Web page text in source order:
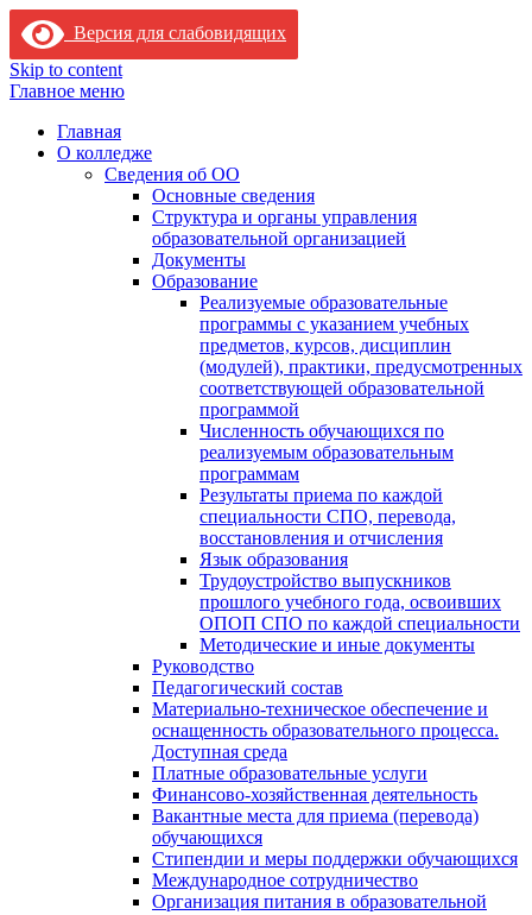
Версия для слабовидящих
Skip to content
Главное меню
Главная
О колледже
Сведения об ОО
Основные сведения
Структура и органы управления
образовательной организацией
Документы
Образование
Реализуемые образовательные
программы с указанием учебных
предметов, курсов, дисциплин
(модулей), практики, предусмотренных
соответствующей образовательной
программой
Численность обучающихся по
реализуемым образовательным
программам
Результаты приема по каждой
специальности СПО, перевода,
восстановления и отчисления
Язык образования
Трудоустройство выпускников
прошлого учебного года, освоивших
ОПОП СПО по каждой специальности
Методические и иные документы
Руководство
Педагогический состав
Материально-техническое обеспечение и
оснащенность образовательного процесса.
Доступная среда
Платные образовательные услуги
Финансово-хозяйственная деятельность
Вакантные места для приема (перевода)
обучающихся
Стипендии и меры поддержки обучающихся
Международное сотрудничество
Организация питания в образовательной